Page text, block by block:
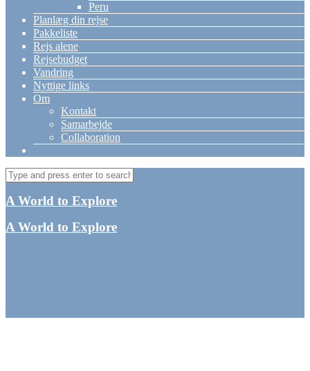
Peru
Planlæg din rejse
Pakkeliste
Rejs alene
Rejsebudget
Vandring
Nyttige links
Om
Kontakt
Samarbejde
Collaboration
A World to Explore
A World to Explore